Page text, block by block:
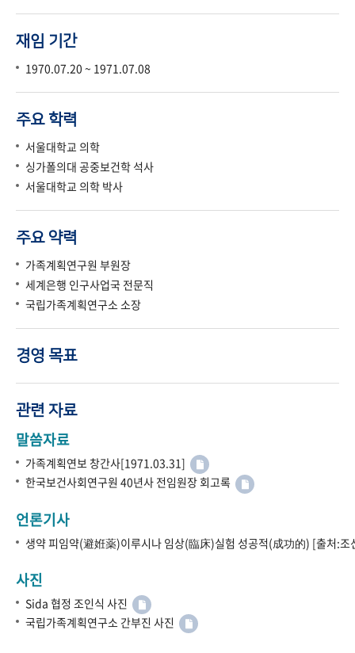
재임 기간
1970.07.20 ~ 1971.07.08
주요 학력
서울대학교 의학
싱가폴의대 공중보건학 석사
서울대학교 의학 박사
주요 약력
가족계획연구원 부원장
세계은행 인구사업국 전문직
국립가족계획연구소 소장
경영 목표
관련 자료
말씀자료
가족계획연보 창간사[1971.03.31]
한국보건사회연구원 40년사 전임원장 회고록
언론기사
생약 피임약(避姙薬)이루시나 임상(臨床)실험 성공적(成功的) [출처:
사진
Sida 협정 조인식 사진
국립가족계획연구소 간부진 사진